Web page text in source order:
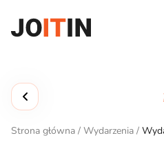
treści
Strona główna / Wydarzenia /